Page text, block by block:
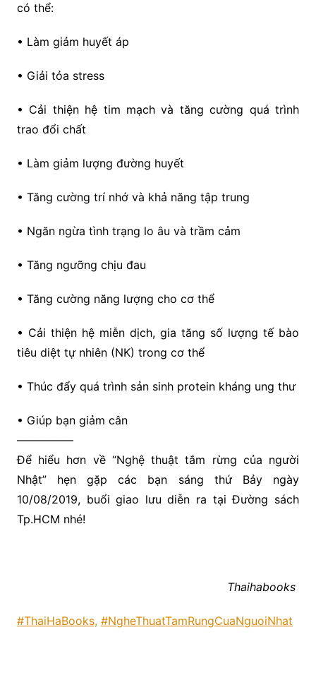
có thể:
• Làm giảm huyết áp
• Giải tỏa stress
• Cải thiện hệ tim mạch và tăng cường quá trình
trao đổi chất
• Làm giảm lượng đường huyết
• Tăng cường trí nhớ và khả năng tập trung
• Ngăn ngừa tình trạng lo âu và trầm cảm
• Tăng ngưỡng chịu đau
• Tăng cường năng lượng cho cơ thể
• Cải thiện hệ miễn dịch, gia tăng số lượng tế bào
tiêu diệt tự nhiên (NK) trong cơ thể
• Thúc đẩy quá trình sản sinh protein kháng ung thư
• Giúp bạn giảm cân
—————
Để hiểu hơn về “Nghệ thuật tắm rừng của người
Nhật” hẹn gặp các bạn sáng thứ Bảy ngày
10/08/2019, buổi giao lưu diễn ra tại Đường sách
Tp.HCM nhé!
Thaihabooks
#ThaiHaBooks, #NgheThuatTamRungCuaNguoiNhat